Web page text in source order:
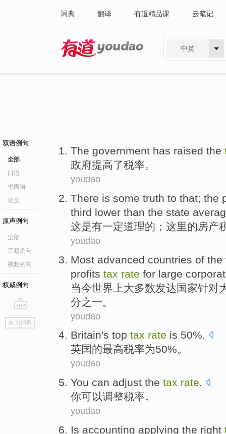
词典 翻译 有道精品课 云笔记
中英
双语例句
全部
口语
书面语
论文
原声例句
全部
音频例句
视频例句
权威例句
go
top
返回词典
The government has raised the
政府提高了税率。
youdao
There is some truth to that; the
third lower than the state
这是有一定道理的； 这里的房产
youdao
Most advanced countries of the
profits tax rate for large
当今世界上大多数发达国家针对
分之一。
youdao
Britain's top tax rate is 50%.
英国的最高税率为50%。
youdao
You can adjust the tax rate.
你可以调整税率。
youdao
Is accounting applying the right